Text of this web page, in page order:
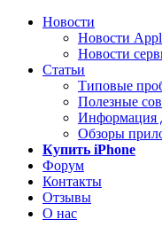
Новости
Новости
Новости
Статьи
Типовые
Полезные
Информация
Обзоры
Купить iPhone
Форум
Контакты
Отзывы
О нас